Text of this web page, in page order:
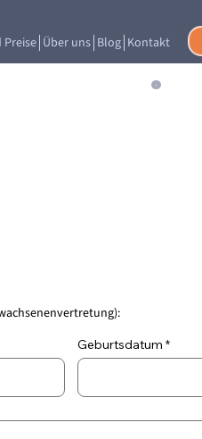
Über uns Blog Kontakt
Geburtsdatum